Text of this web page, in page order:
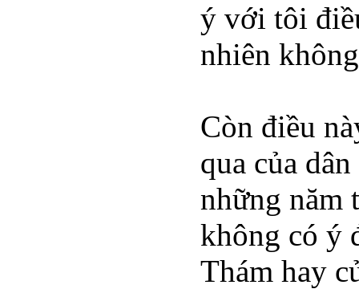
ý với tôi
nhiên
Còn điều
qua của
những năm
không có ý
Thám hay